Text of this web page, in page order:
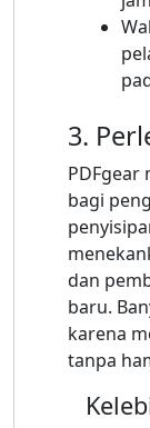
3.
PDFgear
bagi
dan
baru.
karena
tanpa